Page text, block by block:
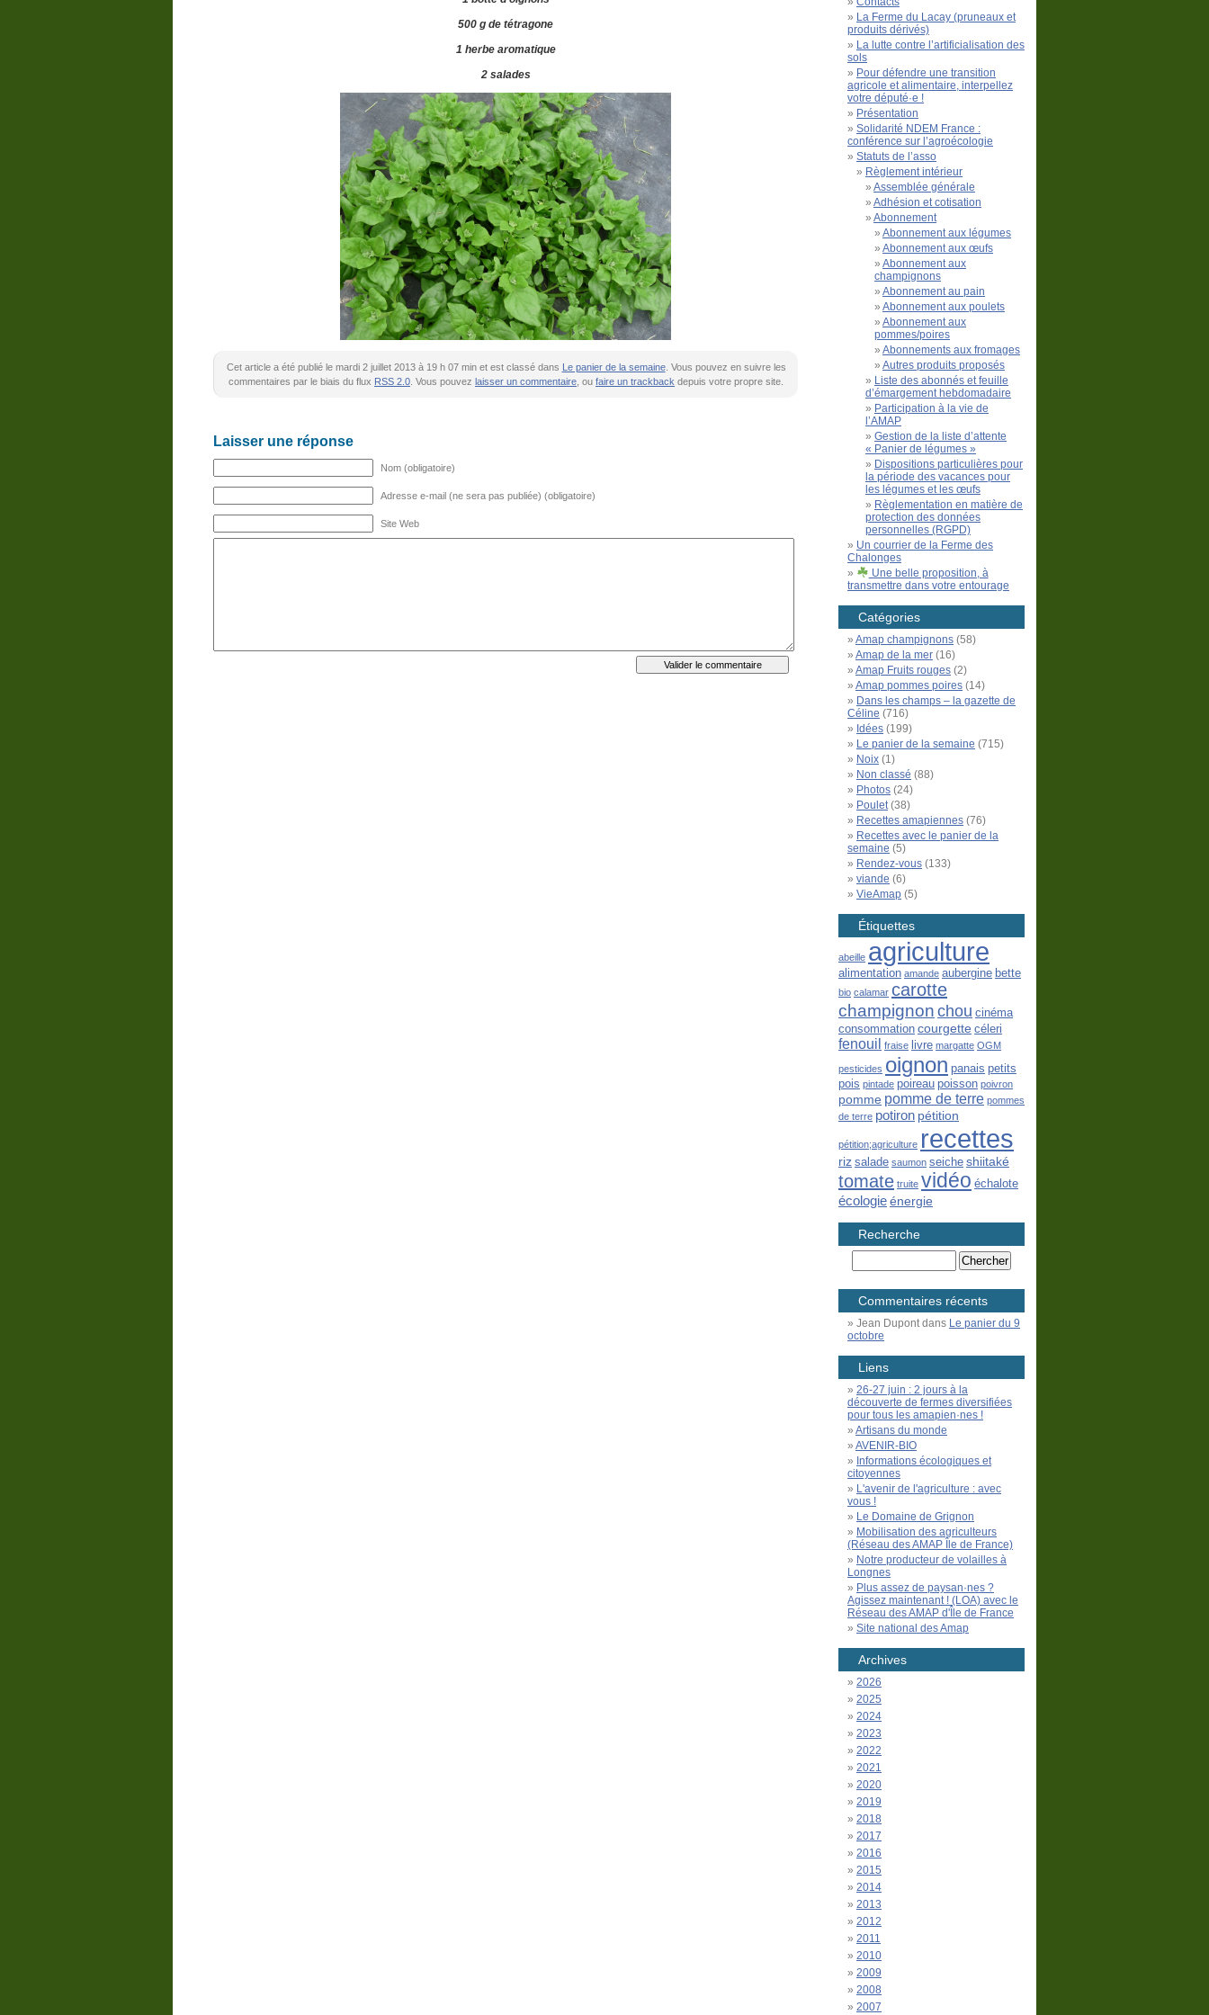
500 g de tétragone
1 herbe aromatique
2 salades
Cet article a été publié le mardi 2 juillet 2013 à 19 h 07 min et est classé dans Le panier de la semaine. Vous pouvez en suivre les
commentaires par le biais du flux RSS 2.0 . Vous pouvez laisser un commentaire , ou faire un trackback depuis votre propre site.
Laisser une réponse
Nom (obligatoire)
Adresse e-mail (ne sera pas publiée) (obligatoire)
Site Web
La Ferme du Lacay (pruneaux et
produits dérivés)
La lutte contre l’artificialisation des
sols
Pour défendre une transition
agricole et alimentaire, interpellez
votre député·e !
Présentation
Solidarité NDEM France :
conférence sur l’agroécologie
Statuts de l’asso
Règlement intérieur
Assemblée générale
Adhésion et cotisation
Abonnement
Abonnement aux légumes
Abonnement aux œufs
Abonnement aux
champignons
Abonnement au pain
Abonnement aux poulets
Abonnement aux
pommes/poires
Abonnements aux fromages
Autres produits proposés
Liste des abonnés et feuille
d’émargement hebdomadaire
Participation à la vie de
l’AMAP
Gestion de la liste d’attente
« Panier de légumes »
Dispositions particulières pour
la période des vacances pour
les légumes et les œufs
Règlementation en matière de
protection des données
personnelles (RGPD)
Un courrier de la Ferme des
Chalonges
Une belle proposition, à
transmettre dans votre entourage
Catégories
Amap champignons (58)
Amap de la mer (16)
Amap Fruits rouges (2)
Amap pommes poires (14)
Dans les champs – la gazette de
Céline (716)
Idées (199)
Le panier de la semaine (715)
Noix (1)
Non classé (88)
Photos (24)
Poulet(38)
Recettes amapiennes (76)
Recettes avec le panier de la
semaine (5)
Rendez-vous (133)
viande (6)
VieAmap (5)
Étiquettes
abeille agriculture
alimentation amande aubergine bette
bio calamar carotte
champignon chou cinéma
consommation courgette céleri
fenouil fraise livre margatte OGM
pesticides oignon panais petits
pois pintade poireau poisson poivron
pomme pomme de terre pommes
de terre potiron pétition
pétition;agriculture recettes
riz salade saumon seiche shiitaké
tomate truite vidéo échalote
écologieénergie
Recherche
Commentaires récents
Jean Dupontdans Le panier du 9
octobre
Liens
26-27 juin : 2 jours à la
découverte de fermes diversifiées
pour tous les amapien·nes !
Artisans du monde
AVENIR-BIO
Informations écologiques et
citoyennes
L'avenir de l'agriculture : avec
vous !
Le Domaine de Grignon
Mobilisation des agriculteurs
(Réseau des AMAP Île de France)
Notre producteur de volailles à
Longnes
Plus assez de paysan·nes ?
Agissez maintenant ! (LOA) avec le
Réseau des AMAP d'Île de France
Site national des Amap
Archives
2026
2025
2024
2023
2022
2021
2020
2019
2018
2017
2016
2015
2014
2013
2012
2011
2010
2009
2008
2007